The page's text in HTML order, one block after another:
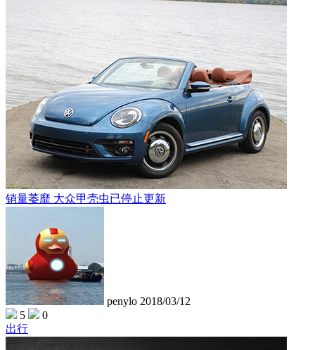
销量萎靡 大众甲壳虫已停止更新
penylo 2018/03/12
5
0
出行